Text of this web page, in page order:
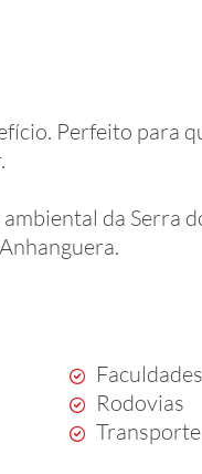
Perfeito para
da Serra
Faculdades
Rodovias